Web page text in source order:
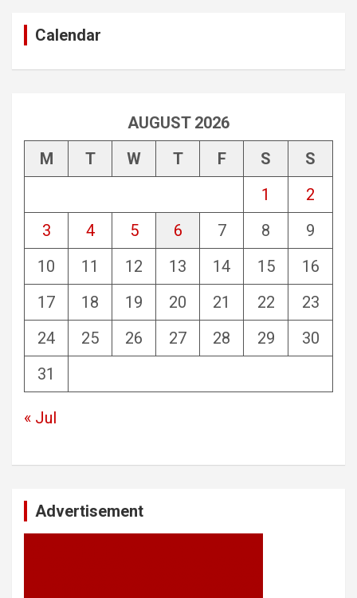
Calendar
AUGUST 2026
M
T W T F S
S
1
2
3
4 5 6 7 8
9
10
11 12 13 14 15
16
17
18 19 20 21 22
23
24
25 26 27 28 29
30
31
« Jul
Advertisement